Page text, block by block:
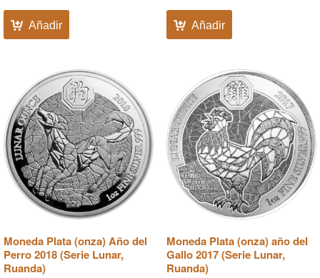
Añadir Añadir
Moneda Plata (onza) Año del
Perro 2018 (Serie Lunar,
Ruanda)
Moneda Plata (onza) año del
Gallo 2017 (Serie Lunar,
Ruanda)